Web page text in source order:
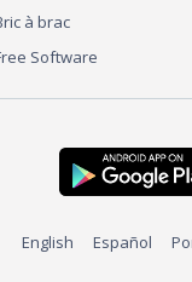
à brac
Software
English Español